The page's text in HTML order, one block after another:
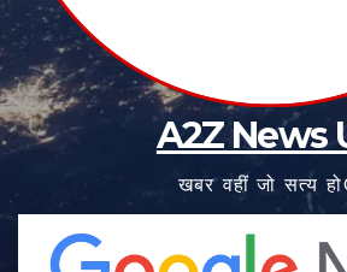
A2Z News
खबर वहीं जो सत्य